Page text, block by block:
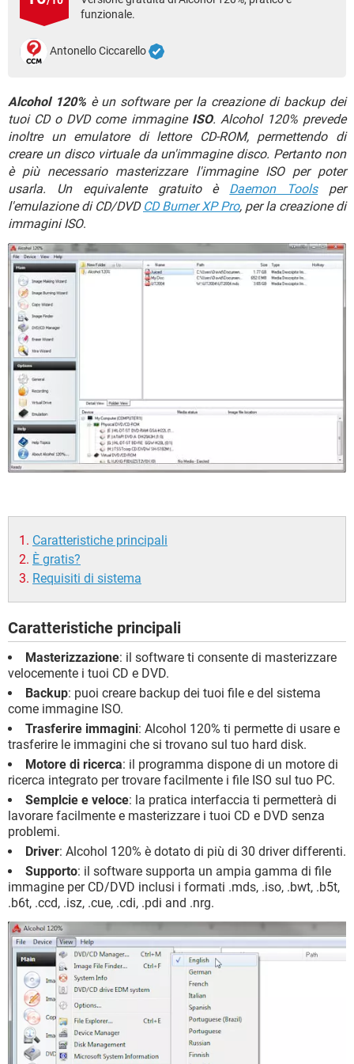
TIKTOK FACEBOOK
funzionale.
Antonello Ciccarello
Alcohol 120%è un software per la creazione di backup dei
tuoi CD o DVD come immagine ISO. Alcohol 120% prevede
inoltre un emulatore di lettore CD-ROM, permettendo di
creare un disco virtuale da un'immagine disco. Pertanto non
è più necessario masterizzare l'immagine ISO per poter
usarla. Un equivalente gratuito è Daemon Toolsper
l'emulazione di CD/DVD CD Burner XP Pro, per la creazione di
immagini ISO.
Caratteristiche principali
È gratis?
Requisiti di sistema
Caratteristiche principali
Masterizzazione: il software ti consente di masterizzare
velocemente i tuoi CD e DVD.
Backup: puoi creare backup dei tuoi file e del sistema
come immagine ISO.
Trasferire immagini: Alcohol 120% ti permette di usare e
trasferire le immagini che si trovano sul tuo hard disk.
Motore di ricerca: il programma dispone di un motore di
ricerca integrato per trovare facilmente i file ISO sul tuo PC.
Semplcie e veloce: la pratica interfaccia ti permetterà di
lavorare facilmente e masterizzare i tuoi CD e DVD senza
problemi.
Driver: Alcohol 120% è dotato di più di 30 driver differenti.
Supporto: il software supporta un ampia gamma di file
immagine per CD/DVD inclusi i formati .mds, .iso, .bwt, .b5t,
.b6t, .ccd, .isz, .cue, .cdi, .pdi and .nrg.